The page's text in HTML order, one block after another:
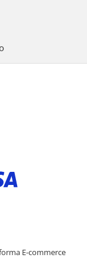
E-commerce